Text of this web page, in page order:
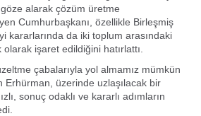
alarak çözüm üretme
Cumhurbaşkanı, özellikle Birleşmiş
kararlarında da iki toplum arasındaki
işaret edildiğini hatırlattı.
çabalarıyla yol almamız mümkün
Erhürman, üzerinde uzlaşılacak bir
sonuç odaklı ve kararlı adımların